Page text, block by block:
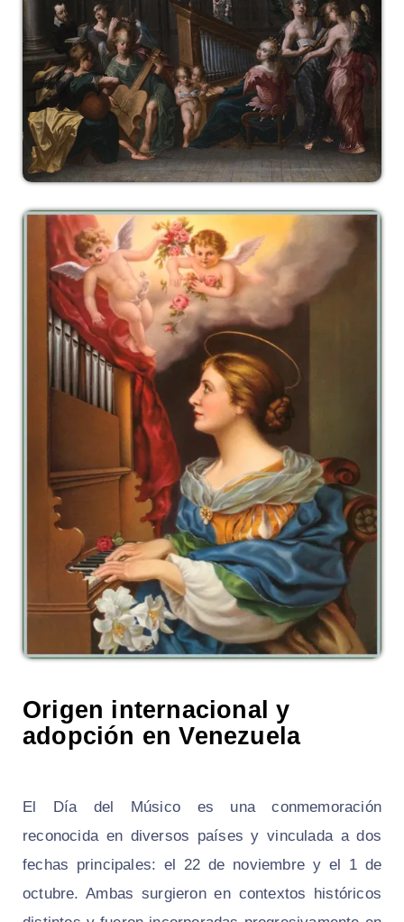
Origen internacional y
adopción en Venezuela
El Día del Músico es una conmemoración
reconocida en diversos países y vinculada a dos
fechas principales: el 22 de noviembre y el 1 de
octubre. Ambas surgieron en contextos históricos